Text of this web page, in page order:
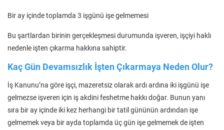
Bir ay içinde toplamda 3 işgünü işe gelmemesi
Bu şartlardan birinin gerçekleşmesi durumunda işveren, işçiyi haklı
nedenle işten çıkarma hakkına sahiptir.
Kaç Gün Devamsızlık İşten Çıkarmaya Neden Olur?
İş Kanunu’na göre işçi, mazeretsiz olarak ardı ardına iki işgünü işe
gelmezse işveren için iş akdini feshetme hakkı doğar. Bunun yanı
sıra bir ay içinde iki kez herhangi bir tatil gününün ardından işe
gelmemek veya bir ayda toplamda üç gün işe gelmemek de işten